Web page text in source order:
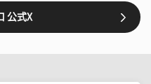
公式X